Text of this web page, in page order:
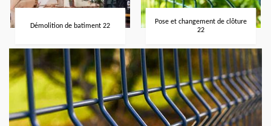
Démolition de batiment 22
Pose et changement de clôture
22